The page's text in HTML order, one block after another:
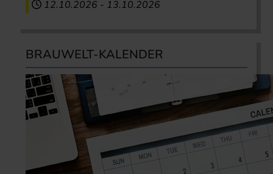
12.10.2026 - 13.10.2026
BRAUWELT-KALENDER